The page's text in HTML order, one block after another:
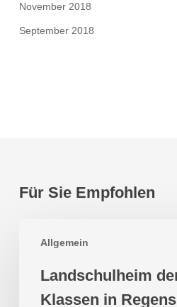
November 2018
September 2018
Für Sie Empfohlen
Allgemein
KlassenLandschulheim
Klassen in